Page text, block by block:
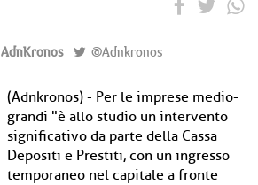
AdnKronos @Adnkronos
(Adnkronos) - Per le imprese medio-
grandi "è allo studio un intervento
significativo da parte della Cassa
Depositi e Prestiti, con un ingresso
temporaneo nel capitale a fronte